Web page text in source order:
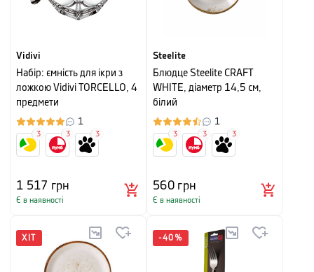
Vidivi
Набір: ємність для ікри з
ложкою Vidivi TORCELLO, 4
предмети
1
1 517 грн
Є в наявності
3 3 3
Steelite
Блюдце Steelite CRAFT
WHITE, діаметр 14,5 см,
білий
1
560грн
Є в наявності
3 3 3
ХІТ -40 %